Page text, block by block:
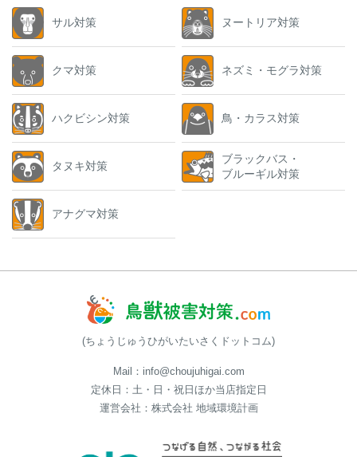
サル対策
クマ対策
ハクビシン対策
タヌキ対策
アナグマ対策
ヌートリア対策
ネズミ・モグラ対策
鳥・カラス対策
ブラックバス・
ブルーギル対策
(ちょうじゅうひがいたいさくドットコム)
Mail：info@choujuhigai.com
定休日：土・日・祝日ほか当店指定日
運営会社：株式会社 地域環境計画